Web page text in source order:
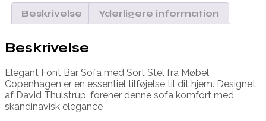
Beskrivelse Yderligere information
Beskrivelse
Elegant Font Bar Sofa med Sort Stel fra Møbel
Copenhagen er en essentiel tilføjelse til dit hjem. Designet
af David Thulstrup, forener denne sofa komfort med
skandinavisk elegance